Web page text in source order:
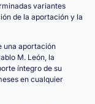
variantes
de la aportación y la
una aportación
M. León, la
íntegro de su
en cualquier